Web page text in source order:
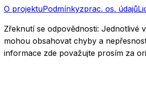
O projektuPodmínkyzprac. os. údajů
Zřeknutí se odpovědnosti: Jednotlivé
mohou obsahovat chyby a
informace zde považujte prosím za